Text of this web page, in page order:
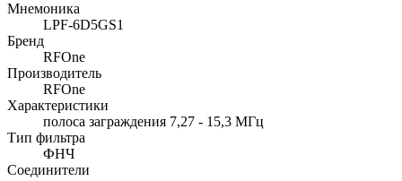
Мнемоника
LPF-6D5GS1
Бренд
RFOne
Производитель
RFOne
Характеристики
полоса заграждения 7,27 - 15,3 МГц
Тип фильтра
ФНЧ
Соединители